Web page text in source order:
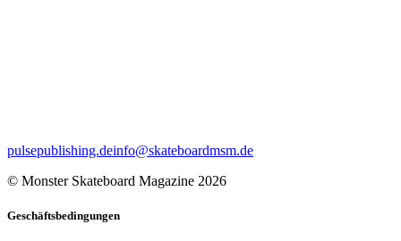
pulsepublishing.deinfo@skateboardmsm.de
© Monster Skateboard Magazine 2026
Geschäftsbedingungen